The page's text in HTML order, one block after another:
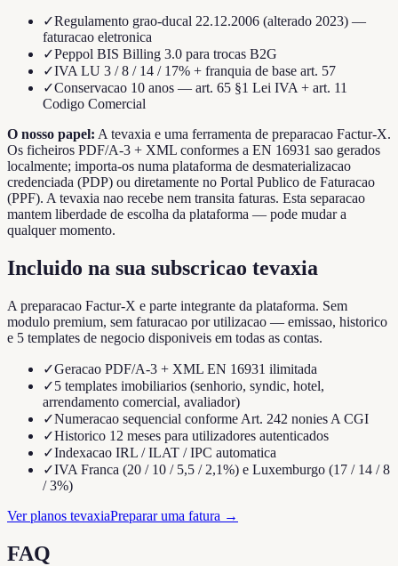
✓Regulamento grao-ducal 22.12.2006 (alterado 2023) —
faturacao eletronica
✓Peppol BIS Billing 3.0 para trocas B2G
✓IVA LU 3 / 8 / 14 / 17% + franquia de base art. 57
✓Conservacao 10 anos — art. 65 §1 Lei IVA + art. 11
Codigo Comercial
O nosso papel: A tevaxia e uma ferramenta de preparacao Factur-X.
Os ficheiros PDF/A-3 + XML conformes a EN 16931 sao gerados
localmente; importa-os numa plataforma de desmaterializacao
credenciada (PDP) ou diretamente no Portal Publico de Faturacao
(PPF). A tevaxia nao recebe nem transita faturas. Esta separacao
mantem liberdade de escolha da plataforma — pode mudar a
qualquer momento.
Incluido na sua subscricao tevaxia
A preparacao Factur-X e parte integrante da plataforma. Sem
modulo premium, sem faturacao por utilizacao — emissao, historico
e 5 templates de negocio disponiveis em todas as contas.
✓Geracao PDF/A-3 + XML EN 16931 ilimitada
✓5 templates imobiliarios (senhorio, syndic, hotel,
arrendamento comercial, avaliador)
✓Numeracao sequencial conforme Art. 242 nonies A CGI
✓Historico 12 meses para utilizadores autenticados
✓Indexacao IRL / ILAT / IPC automatica
✓IVA Franca (20 / 10 / 5,5 / 2,1%) e Luxemburgo (17 / 14 / 8
/ 3%)
Ver planos tevaxiaPreparar uma fatura →
FAQ